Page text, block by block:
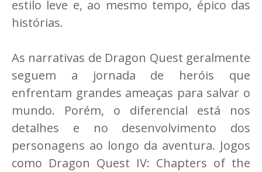
estilo leve e, ao mesmo tempo, épico das
histórias.
As narrativas de Dragon Quest geralmente
seguem a jornada de heróis que
enfrentam grandes ameaças para salvar o
mundo. Porém, o diferencial está nos
detalhes e no desenvolvimento dos
personagens ao longo da aventura. Jogos
como Dragon Quest IV: Chapters of the